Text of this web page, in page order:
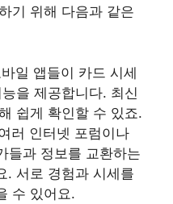
기 위해 다음과 같은
일 앱들이 카드 시세
을 제공합니다. 최신
쉽게 확인할 수 있죠.
러 인터넷 포럼이나
들과 정보를 교환하는
. 서로 경험과 시세를
수 있어요.